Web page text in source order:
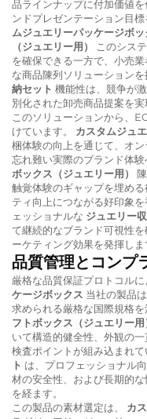
品ラインナップに付加価値
ンドプレゼンテーション目
ムジュエリーパッケージボッ
（ジュエリー用）
このシス
を確保できる一方で、小売
な商品陳列ソリューション
納セット 機能性は、競争が
別化された卸売商品提案を
このソリューションから、
けています。 カスタムジュ
梱体験の向上を通じて、オ
忘れ難い実際のブランド体
ボックス（ジュエリー用）
触覚体験のギャップを埋め
ティ向上につながる好印象
ェッショナルな ジュエリー
て継続的なブランド可視性
ーケティング効果を発揮しま
品質管理とコンプ
厳格な品質保証プロトコル
ケージボックス 当社の製品
求められる厳格な国際規格
フトボックス（ジュエリー用
いて構造的健全性、外観の
検査ポイントが組み込まれ
ト は、プロフェッショナル
材の安全性、および長期的
を経ます。
この製品の素材選定は、 カ